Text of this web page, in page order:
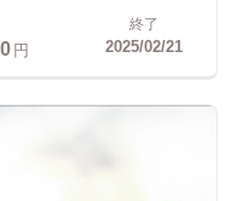
円
終了
2025/02/21